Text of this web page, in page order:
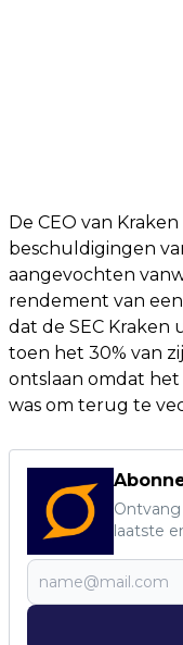
De CEO van
beschuldigingen
aangevochten
rendement van
dat de SEC Kraken
toen het 30% van
ontslaan omdat
was om terug te
laatste